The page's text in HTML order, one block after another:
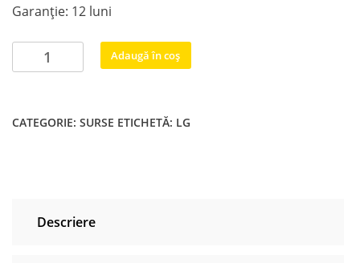
Garanție: 12 luni
Cantitate
EAX67742501
LGP65M-
Adaugă în coș
CATEGORIE: SURSE ETICHETĂ: LG
Descriere